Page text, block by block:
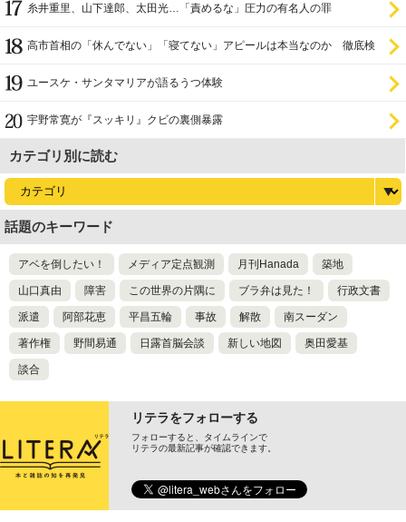
糸井重里、山下達郎、太田光…「責めるな」圧力の有名人の罪
高市首相の「休んでない」「寝てない」アピールは本当なのか 徹底検
ユースケ・サンタマリアが語るうつ体験
宇野常寛が『スッキリ』クビの裏側暴露
カテゴリ別に読む
話題のキーワード
アベを倒したい！ メディア定点観測 月刊Hanada 築地
山口真由 障害 この世界の片隅に ブラ弁は見た！ 行政文書
派遣 阿部花恵 平昌五輪 事故 解散 南スーダン
著作権 野間易通 日露首脳会談 新しい地図 奥田愛基
談合
リテラをフォローする
フォローすると、タイムラインで
リテラの最新記事が確認できます。